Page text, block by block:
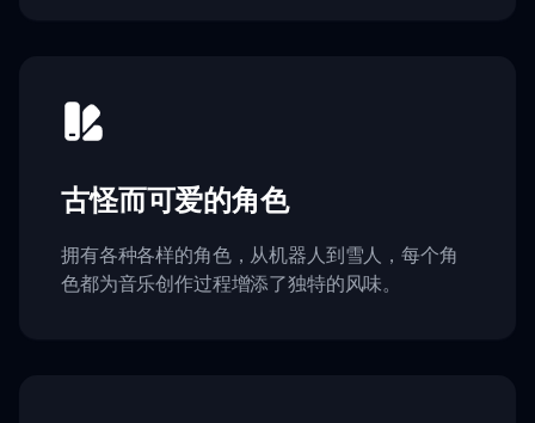
古怪而可爱的角色
拥有各种各样的角色，从机器人到雪人，每个角
色都为音乐创作过程增添了独特的风味。